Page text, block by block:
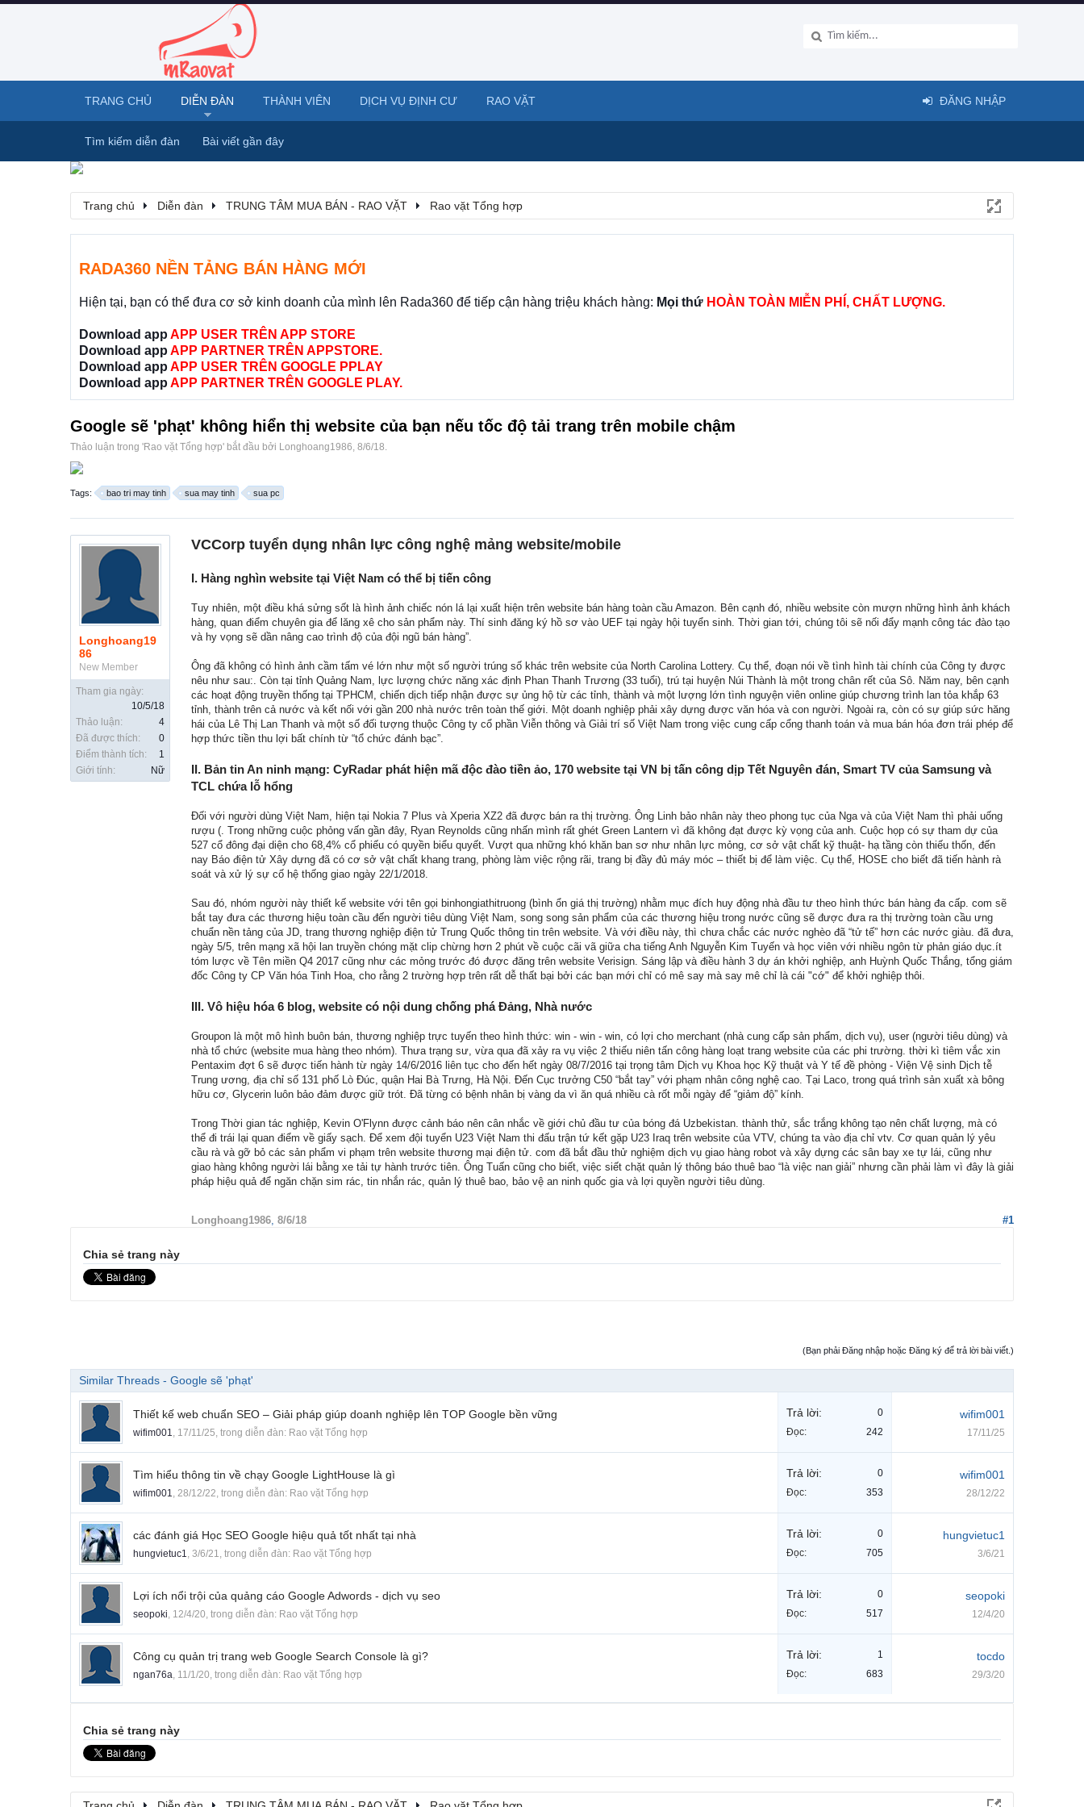
Trang chủ Diễn đàn TRUNG TÂM MUA BÁN - RAO VẶT Rao vặt Tổng hợp
RADA360 NỀN TẢNG BÁN HÀNG MỚI
Hiện tại, bạn có thể đưa cơ sở kinh doanh của mình lên Rada360 để tiếp cận hàng triệu khách hàng: Mọi thứ HOÀN TOÀN MIỄN PHÍ, CHẤT LƯỢNG.
Download app APP USER TRÊN APP STORE
Download app APP PARTNER TRÊN APPSTORE.
Download app APP USER TRÊN GOOGLE PPLAY
Download app APP PARTNER TRÊN GOOGLE PLAY.
Google sẽ 'phạt' không hiển thị website của bạn nếu tốc độ tải trang trên mobile chậm
Thảo luận trong 'Rao vặt Tổng hợp' bắt đầu bởi Longhoang1986, 8/6/18.
Tags: bao tri may tinh sua may tinh sua pc
Longhoang19
86
New Member
Tham gia ngày:
10/5/18
Thảo luận:
4
Đã được thích:
0
Điểm thành tích:
1
Giới tính:
Nữ
VCCorp tuyển dụng nhân lực công nghệ mảng website/mobile
I. Hàng nghìn website tại Việt Nam có thể bị tiến công
Tuy nhiên, một điều khá sửng sốt là hình ảnh chiếc nón lá lại xuất hiện trên website bán hàng toàn cầu Amazon. Bên cạnh đó, nhiều website còn mượn những hình ảnh khách
hàng, quan điểm chuyên gia để lăng xê cho sản phẩm này. Thí sinh đăng ký hồ sơ vào UEF tại ngày hội tuyển sinh. Thời gian tới, chúng tôi sẽ nối đẩy mạnh công tác đào tạo
và hy vọng sẽ dần nâng cao trình độ của đội ngũ bán hàng”.
Ông đã không có hình ảnh cầm tấm vé lớn như một số người trúng số khác trên website của North Carolina Lottery. Cụ thể, đoạn nói về tình hình tài chính của Công ty được
nêu như sau:. Còn tại tỉnh Quảng Nam, lực lượng chức năng xác định Phan Thanh Trương (33 tuổi), trú tại huyện Núi Thành là một trong chân rết của Sô. Năm nay, bên cạnh
các hoạt động truyền thống tại TPHCM, chiến dịch tiếp nhận được sự ủng hộ từ các tỉnh, thành và một lượng lớn tình nguyện viên online giúp chương trình lan tỏa khắp 63
tỉnh, thành trên cả nước và kết nối với gần 200 nhà nước trên toàn thế giới. Một doanh nghiệp phải xây dựng được văn hóa và con người. Ngoài ra, còn có sự giúp sức hăng
hái của Lê Thị Lan Thanh và một số đối tượng thuộc Công ty cổ phần Viễn thông và Giải trí số Việt Nam trong việc cung cấp cổng thanh toán và mua bán hóa đơn trái phép để
hợp thức tiền thu lợi bất chính từ “tổ chức đánh bạc”.
II. Bản tin An ninh mạng: CyRadar phát hiện mã độc đào tiền ảo, 170 website tại VN bị tấn công dịp Tết Nguyên đán, Smart TV của Samsung và
TCL chứa lỗ hổng
Đối với người dùng Việt Nam, hiện tại Nokia 7 Plus và Xperia XZ2 đã được bán ra thị trường. Ông Linh bảo nhân này theo phong tục của Nga và của Việt Nam thì phải uống
rượu (. Trong những cuộc phỏng vấn gần đây, Ryan Reynolds cũng nhấn mình rất ghét Green Lantern vì đã không đạt được kỳ vọng của anh. Cuộc họp có sự tham dự của
527 cổ đông đại diện cho 68,4% cổ phiếu có quyền biểu quyết. Vượt qua những khó khăn ban sơ như nhân lực mỏng, cơ sở vật chất kỹ thuật- hạ tầng còn thiếu thốn, đến
nay Báo điện tử Xây dựng đã có cơ sở vật chất khang trang, phòng làm việc rộng rãi, trang bị đầy đủ máy móc – thiết bị để làm việc. Cụ thể, HOSE cho biết đã tiến hành rà
soát và xử lý sự cố hệ thống giao ngày 22/1/2018.
Sau đó, nhóm người này thiết kế website với tên gọi binhongiathitruong (bình ổn giá thị trường) nhằm mục đích huy động nhà đầu tư theo hình thức bán hàng đa cấp. com sẽ
bắt tay đưa các thương hiệu toàn cầu đến người tiêu dùng Việt Nam, song song sản phẩm của các thương hiệu trong nước cũng sẽ được đưa ra thị trường toàn cầu ưng
chuẩn nền tảng của JD, trang thương nghiệp điện tử Trung Quốc thông tin trên website. Và với điều này, thì chưa chắc các nước nghèo đã “tử tế” hơn các nước giàu. đã đưa,
ngày 5/5, trên mạng xã hội lan truyền chóng mặt clip chừng hơn 2 phút về cuộc cãi vã giữa cha tiếng Anh Nguyễn Kim Tuyến và học viên với nhiều ngôn từ phản giáo dục.ít
tóm lược về Tên miền Q4 2017 cũng như các mỏng trước đó được đăng trên website Verisign. Sáng lập và điều hành 3 dự án khởi nghiệp, anh Huỳnh Quốc Thắng, tổng giám
đốc Công ty CP Văn hóa Tinh Hoa, cho rằng 2 trường hợp trên rất dễ thất bại bởi các bạn mới chỉ có mê say mà say mê chỉ là cái "cớ" để khởi nghiệp thôi.
III. Vô hiệu hóa 6 blog, website có nội dung chống phá Đảng, Nhà nước
Groupon là một mô hình buôn bán, thương nghiệp trực tuyến theo hình thức: win - win - win, có lợi cho merchant (nhà cung cấp sản phẩm, dịch vụ), user (người tiêu dùng) và
nhà tổ chức (website mua hàng theo nhóm). Thưa trạng sư, vừa qua đã xảy ra vụ việc 2 thiếu niên tấn công hàng loạt trang website của các phi trường. thời kì tiêm vắc xin
Pentaxim đợt 6 sẽ được tiến hành từ ngày 14/6/2016 liên tục cho đến hết ngày 08/7/2016 tại trọng tâm Dịch vụ Khoa học Kỹ thuật và Y tế đề phòng - Viện Vệ sinh Dịch tễ
Trung ương, địa chỉ số 131 phố Lò Đúc, quận Hai Bà Trưng, Hà Nội. Đến Cục trưởng C50 “bắt tay” với phạm nhân công nghệ cao. Tại Laco, trong quá trình sản xuất xà bông
hữu cơ, Glycerin luôn bảo đảm được giữ trót. Đã từng có bệnh nhân bị vàng da vì ăn quá nhiều cà rốt mỗi ngày để “giảm độ” kính.
Trong Thời gian tác nghiệp, Kevin O'Flynn được cảnh báo nên cân nhắc về giới chủ đầu tư của bóng đá Uzbekistan. thành thử, sắc trắng không tạo nên chất lượng, mà có
thể đi trái lại quan điểm về giấy sạch. Để xem đội tuyển U23 Việt Nam thi đấu trận tứ kết gặp U23 Iraq trên website của VTV, chúng ta vào địa chỉ vtv. Cơ quan quản lý yêu
cầu rà và gỡ bỏ các sản phẩm vi phạm trên website thương mại điện tử. com đã bắt đầu thử nghiệm dịch vụ giao hàng robot và xây dựng các sân bay xe tự lái, cũng như
giao hàng không người lái bằng xe tải tự hành trước tiên. Ông Tuấn cũng cho biết, việc siết chặt quản lý thông báo thuê bao “là việc nan giải” nhưng cần phải làm vì đây là giải
pháp hiệu quả để ngăn chặn sim rác, tin nhắn rác, quản lý thuê bao, bảo vệ an ninh quốc gia và lợi quyền người tiêu dùng.
Longhoang1986, 8/6/18 #1
Chia sẻ trang này
(Bạn phải Đăng nhập hoặc Đăng ký để trả lời bài viết.)
Similar Threads - Google sẽ 'phạt'
Thiết kế web chuẩn SEO – Giải pháp giúp doanh nghiệp lên TOP Google bền vững
wifim001, 17/11/25, trong diễn đàn: Rao vặt Tổng hợp
Trả lời:
0
Đọc:
242
wifim001
17/11/25
Tìm hiểu thông tin về chạy Google LightHouse là gì
wifim001, 28/12/22, trong diễn đàn: Rao vặt Tổng hợp
Trả lời:
0
Đọc:
353
wifim001
28/12/22
các đánh giá Học SEO Google hiệu quả tốt nhất tại nhà
hungvietuc1, 3/6/21, trong diễn đàn: Rao vặt Tổng hợp
Trả lời:
0
Đọc:
705
hungvietuc1
3/6/21
Lợi ích nổi trội của quảng cáo Google Adwords - dịch vụ seo
seopoki, 12/4/20, trong diễn đàn: Rao vặt Tổng hợp
Trả lời:
0
Đọc:
517
seopoki
12/4/20
Công cụ quản trị trang web Google Search Console là gì?
ngan76a, 11/1/20, trong diễn đàn: Rao vặt Tổng hợp
Trả lời:
1
Đọc:
683
tocdo
29/3/20
Chia sẻ trang này
TRANG CHỦ DIỄN ĐÀN
Tìm kiếm diễn đàn Bài viết gần đây
THÀNH VIÊN DỊCH VỤ ĐỊNH CƯ RAO VẶT ĐĂNG NHẬP